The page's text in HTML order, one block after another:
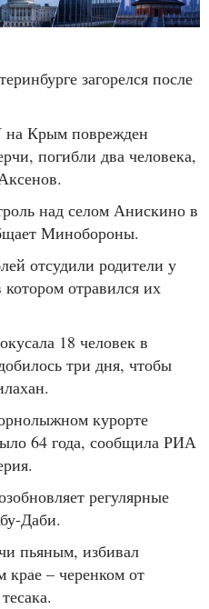
загорелся после
на Крым поврежден
погибли два человека,
над селом Анискино в
Минобороны.
отсудили родители у
отравился их
18 человек в
три дня, чтобы
курорте
64 года, сообщила РИА
регулярные
Даби.
пьяным, избивал
крае – черенком от